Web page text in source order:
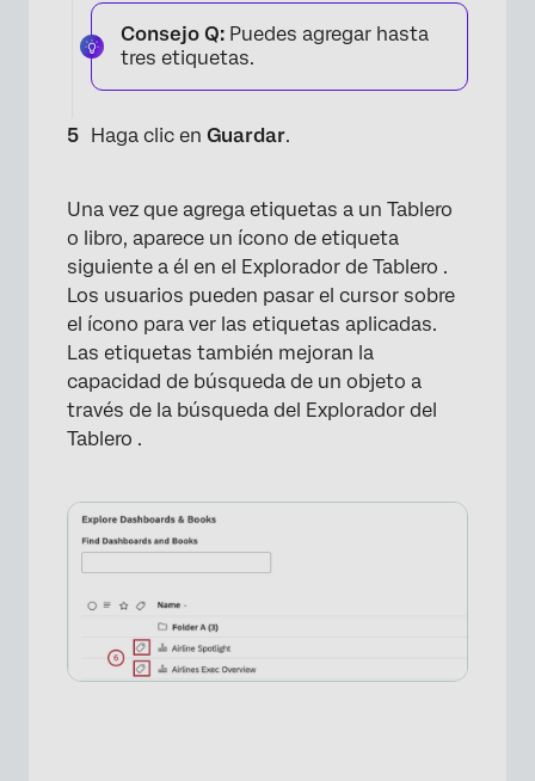
×
×
Consejo Q: Puedes agregar hasta
tres etiquetas.
Haga clic en Guardar.
Una vez que agrega etiquetas a un Tablero
o libro, aparece un ícono de etiqueta
siguiente a él en el Explorador de Tablero .
Los usuarios pueden pasar el cursor sobre
el ícono para ver las etiquetas aplicadas.
Las etiquetas también mejoran la
capacidad de búsqueda de un objeto a
través de la búsqueda del Explorador del
Tablero .